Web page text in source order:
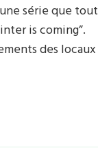
série que tout
is coming”.
des locaux